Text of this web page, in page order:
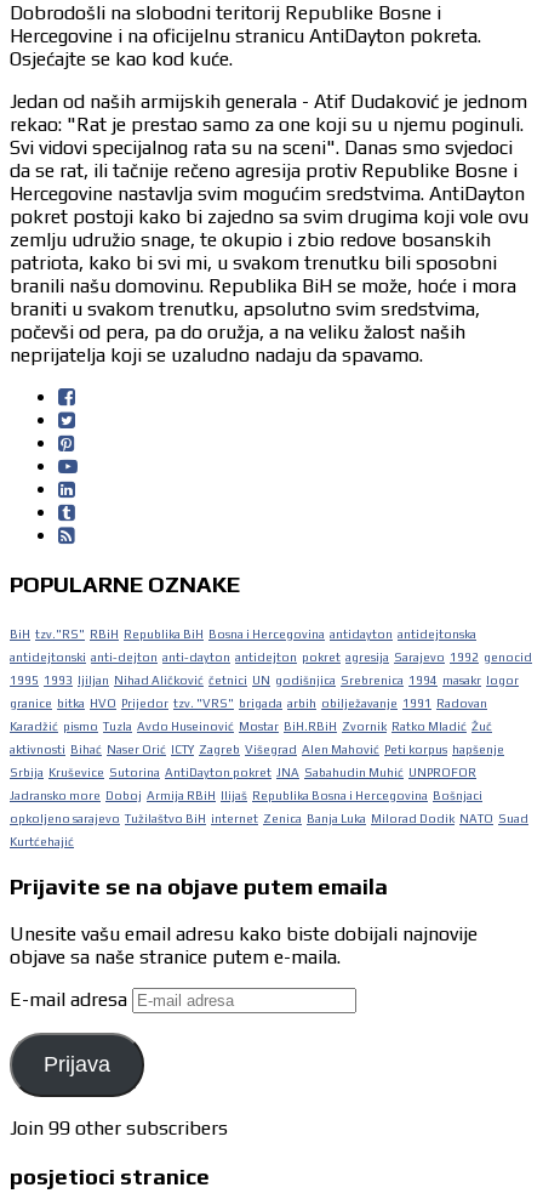
Dobrodošli na slobodni teritorij Republike Bosne i
Hercegovine i na oficijelnu stranicu AntiDayton pokreta.
Osjećajte se kao kod kuće.
Jedan od naših armijskih generala - Atif Dudaković je jednom
rekao: "Rat je prestao samo za one koji su u njemu poginuli.
Svi vidovi specijalnog rata su na sceni". Danas smo svjedoci
da se rat, ili tačnije rečeno agresija protiv Republike Bosne i
Hercegovine nastavlja svim mogućim sredstvima. AntiDayton
pokret postoji kako bi zajedno sa svim drugima koji vole ovu
zemlju udružio snage, te okupio i zbio redove bosanskih
patriota, kako bi svi mi, u svakom trenutku bili sposobni
branili našu domovinu. Republika BiH se može, hoće i mora
braniti u svakom trenutku, apsolutno svim sredstvima,
počevši od pera, pa do oružja, a na veliku žalost naših
neprijatelja koji se uzaludno nadaju da spavamo.
POPULARNE OZNAKE
BiH tzv."RS" RBiH Republika BiH Bosna i Hercegovina antidayton antidejtonska
antidejtonski anti-dejton anti-dayton antidejton pokret agresija Sarajevo 1992 genocid
1995 1993 ljiljan Nihad Aličković četnici UN godišnjica Srebrenica 1994 masakr logor
granice bitka HVO Prijedor tzv. "VRS" brigada arbih obilježavanje 1991
Radovan
Karadžić pismo Tuzla Avdo Huseinović Mostar BiH.RBiH Zvornik Ratko Mladić Žuč
aktivnosti Bihać Naser Orić ICTY Zagreb Višegrad Alen Mahović Peti korpus hapšenje
Srbija Kruševice Sutorina AntiDayton pokret JNA Sabahudin Muhić UNPROFOR
Jadransko more Doboj Armija RBiH Ilijaš Republika Bosna i Hercegovina Bošnjaci
opkoljeno sarajevo Tužilaštvo BiH internet Zenica Banja Luka Milorad Dodik NATO Suad
Kurtćehajić
Prijavite se na objave putem emaila
Unesite vašu email adresu kako biste dobijali najnovije
objave sa naše stranice putem e-maila.
E-mail adresa
Prijava
Join 99 other subscribers
posjetioci stranice